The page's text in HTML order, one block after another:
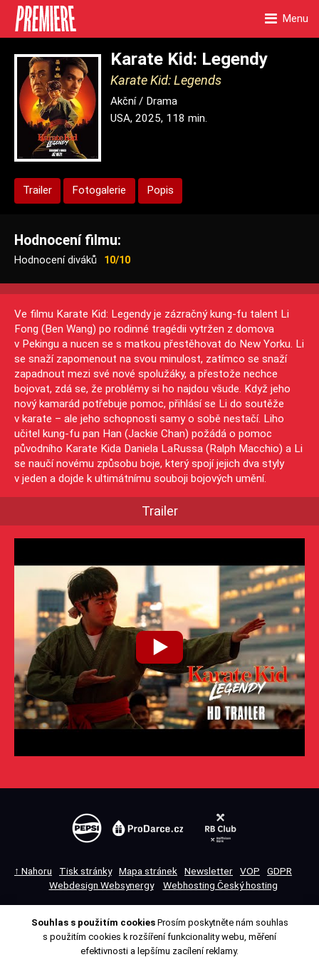
Menu
Karate Kid: Legendy
Karate Kid: Legends
Akční / Drama
USA, 2025, 118 min.
Trailer Fotogalerie Popis
Hodnocení filmu:
Hodnocení diváků 10/10
Ve filmu Karate Kid: Legendy je zázračný kung-fu talent Li
Fong (Ben Wang) po rodinné tragédii vytržen z domova
v Pekingu a nucen se s matkou přestěhovat do New Yorku. Li
se snaží zapomenout na svou minulost, zatímco se snaží
zapadnout mezi své nové spolužáky, a přestože nechce
bojovat, zdá se, že problémy si ho najdou všude. Když jeho
nový kamarád potřebuje pomoc, přihlásí se Li do soutěže
v karate – ale jeho schopnosti samy o sobě nestačí. Liho
učitel kung-fu pan Han (Jackie Chan) požádá o pomoc
původního Karate Kida Daniela LaRussa (Ralph Macchio) a Li
se naučí novému způsobu boje, který spojí jejich dva styly
v jeden a dojde k ultimátnímu souboji bojových umění.
Trailer
↑ Nahoru Tisk stránky Mapa stránek Newsletter VOP
GDPR
Webdesign Websynergy
Webhosting Český hosting
Přepnout na klasickou verzi
Souhlas s použitím cookiesProsím poskytněte nám souhlas
s použitím cookies k rozšíření funkcionality webu, měření
efektivnosti a lepšímu zacílení reklamy.